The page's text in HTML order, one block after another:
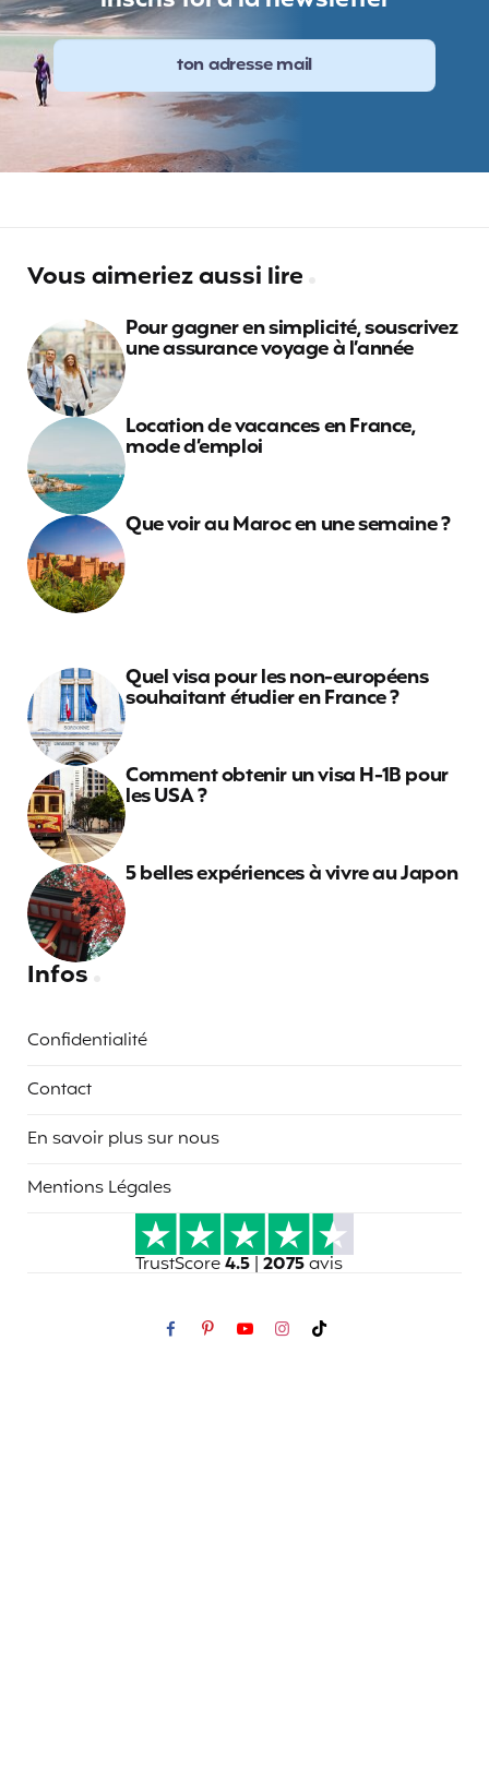
Vous aimeriez aussi lire
Pour gagner en simplicité, souscrivez
une assurance voyage à l’année
Location de vacances en France,
mode d’emploi
Que voir au Maroc en une semaine ?
Quel visa pour les non-européens
souhaitant étudier en France ?
Comment obtenir un visa H-1B pour
les USA ?
5 belles expériences à vivre au Japon
Infos
Confidentialité
Contact
En savoir plus sur nous
Mentions Légales
TrustScore4.5 | 2075avis